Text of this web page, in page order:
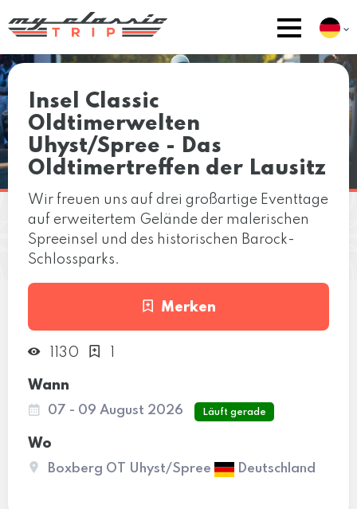
Insel Classic
Oldtimerwelten
Uhyst/Spree - Das
Oldtimertreffen der Lausitz
Wir freuen uns auf drei großartige Eventtage
auf erweitertem Gelände der malerischen
Spreeinsel und des historischen Barock-
Schlossparks.
Merken
1130
Wann
07 - 09 August 2026 Läuft gerade
Wo
Boxberg OT Uhyst/Spree Deutschland